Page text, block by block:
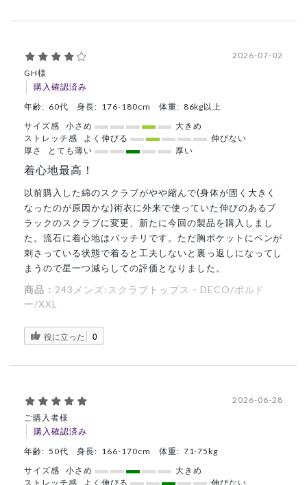
GH様
購入確認済み
2026-07-02
年齢: 60代 身長: 176-180cm 体重: 86kg以上
サイズ感
小さめ
大きめ
ストレッチ感
よく伸びる
伸びない
厚さ
とても薄い 厚い
着心地最高！
以前購入した綿のスクラブがやや縮んで(身体が固く大きく
なったのが原因かな)術衣に外来で使っていた伸びのあるブ
ラックのスクラブに変更、新たに今回の製品を購入しまし
た。流石に着心地はバッチリです。ただ胸ポケットにペンが
刺さっている状態で着ると工夫しないと裏っ返しになってし
まうので星一つ減らしての評価となりました。
商品： 243メンズ:スクラブトップス・DECO/ボルド
ー/XXL
役に立った 0
ご購入者様
購入確認済み
2026-06-28
年齢: 50代 身長: 166-170cm 体重: 71-75kg
サイズ感
小さめ
大きめ
ストレッチ感
よく伸びる 伸びない